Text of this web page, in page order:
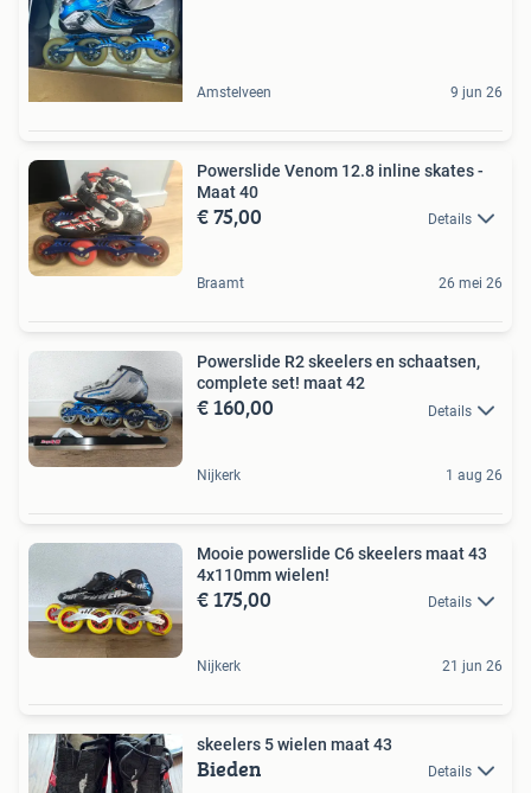
Amstelveen 9 jun 26
Powerslide Venom 12.8 inline skates -
Maat 40
€ 75,00 Details
Braamt 26 mei 26
Powerslide R2 skeelers en schaatsen,
complete set! maat 42
€ 160,00 Details
Nijkerk 1 aug 26
Mooie powerslide C6 skeelers maat 43
4x110mm wielen!
€ 175,00 Details
Nijkerk 21 jun 26
skeelers 5 wielen maat 43
Bieden Details